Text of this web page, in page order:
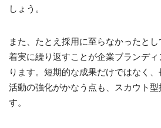
しょう。
また、たとえ採用に至らなかったと
着実に繰り返すことが企業ブランデ
ります。短期的な成果だけではなく
活動の強化がかなう点も、スカウト
す。